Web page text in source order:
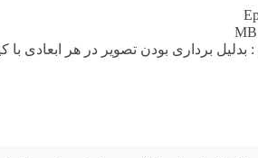
: بدلیل برداری بودن تصویر در هر ابعادی با